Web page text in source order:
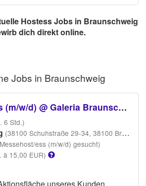
Hostess Jobs in Braunschweig
dich direkt online.
Jobs in Braunschweig
Messehost/ess (m/w/d) @ Galeria Braunschweig X-Mas
6 Std.)
(38100 Schuhstraße 29-34, 38100 Braunschweig)
ess (m/w/d) gesucht)
à 15,00 EUR)